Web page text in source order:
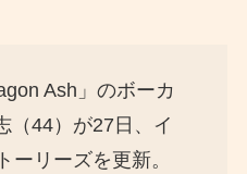
Ash」のボーカ
（44）が27日、イ
ーリーズを更新。